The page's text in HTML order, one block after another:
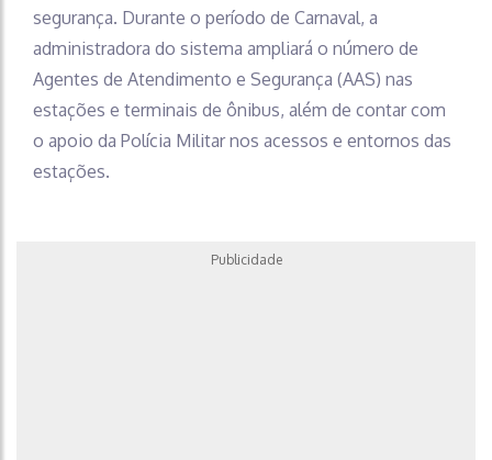
segurança. Durante o período de Carnaval, a
administradora do sistema ampliará o número de
Agentes de Atendimento e Segurança (AAS) nas
estações e terminais de ônibus, além de contar com
o apoio da Polícia Militar nos acessos e entornos das
estações.
Publicidade